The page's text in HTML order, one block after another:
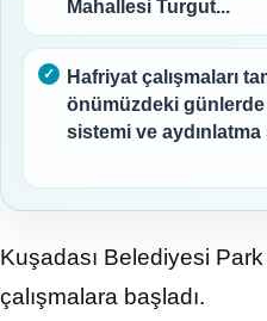
Mahallesi Turgut...
Hafriyat çalışmaları
önümüzdeki
sistemi ve aydınlatma
Kuşadası Belediyesi
çalışmalara başladı.